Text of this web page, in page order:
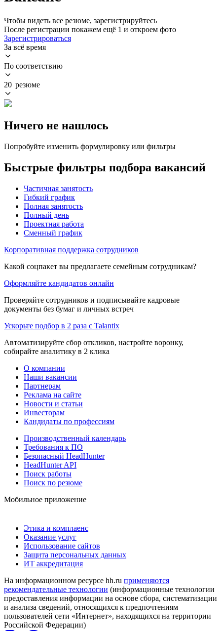
Чтобы видеть все резюме, зарегистрируйтесь
После регистрации покажем ещё 1 и откроем фото
Зарегистрироваться
За всё время
По соответствию
20 резюме
Ничего не нашлось
Попробуйте изменить формулировку или фильтры
Быстрые фильтры подбора вакансий
Частичная занятость
Гибкий график
Полная занятость
Полный день
Проектная работа
Сменный график
Корпоративная поддержка сотрудников
Какой соцпакет вы предлагаете семейным сотрудникам?
Оформляйте кандидатов онлайн
Проверяйте сотрудников и подписывайте кадровые
документы без бумаг и личных встреч
Ускорьте подбор в 2 раза с Talantix
Автоматизируйте сбор откликов, настройте воронку,
собирайте аналитику в 2 клика
О компании
Наши вакансии
Партнерам
Реклама на сайте
Новости и статьи
Инвесторам
Кандидаты по профессиям
Производственный календарь
Требования к ПО
Безопасный HeadHunter
HeadHunter API
Поиск работы
Поиск по резюме
Мобильное приложение
Этика и комплаенс
Оказание услуг
Использование сайтов
Защита персональных данных
ИТ аккредитация
На информационном ресурсе hh.ru применяются
рекомендательные технологии (информационные технологии
предоставления информации на основе сбора, систематизации
и анализа сведений, относящихся к предпочтениям
пользователей сети «Интернет», находящихся на территории
Российской Федерации)